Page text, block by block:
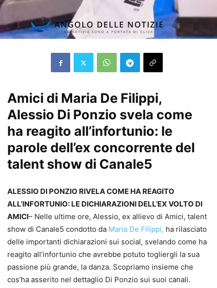
Amici di Maria De Filippi,
Alessio Di Ponzio svela come
ha reagito all’infortunio: le
parole dell’ex concorrente del
talent show di Canale5
ALESSIO DI PONZIO RIVELA COME HA REAGITO
ALL’INFORTUNIO: LE DICHIARAZIONI DELL’EX VOLTO DI
AMICI– Nelle ultime ore, Alessio, ex allievo di Amici, talent
show di Canale5 condotto da Maria De Filippi, ha rilasciato
delle importanti dichiarazioni sui social, svelando come ha
reagito all’infortunio che avrebbe potuto togliergli la sua
passione più grande, la danza. Scopriamo insieme che
cos’ha asserito nel dettaglio Di Ponzio sui suoi canali.